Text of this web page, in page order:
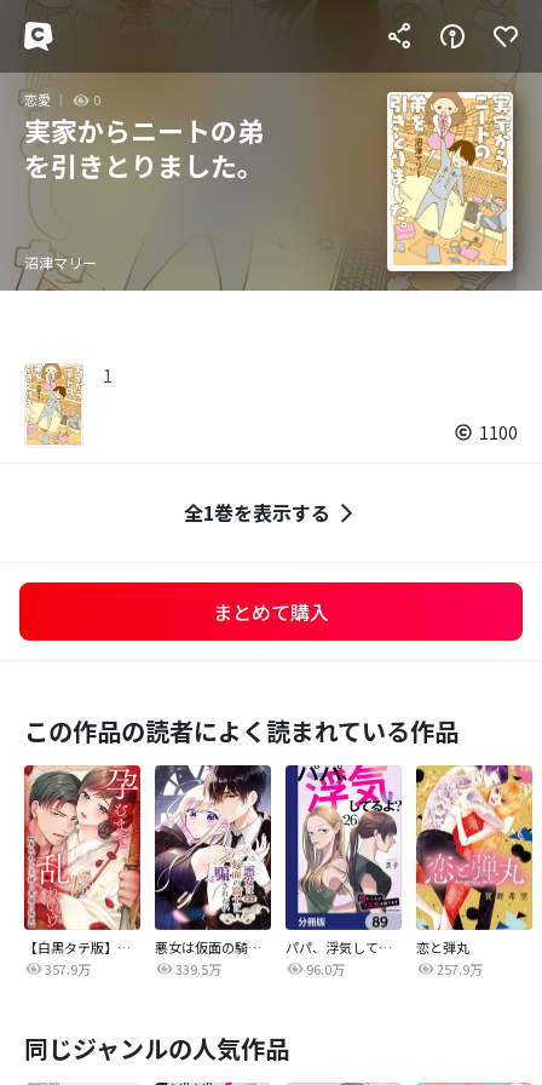
恋愛 0
実家からニートの弟
を引きとりました。
沼津マリー
1
1100
全1巻を表示する
まとめて購入
この作品の読者によく読まれている作品
【白黒タテ版】孕むまで乱れいけ～身代わり花嫁と軍服の猛愛
357.9万
悪女は仮面の騎士に騙されない
339.5万
パパ、浮気してるよ？娘と二人でクズ夫を捨てます【分冊版】
96.0万
恋と弾丸
257.9万
同じジャンルの人気作品